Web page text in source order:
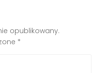
opublikowany.
*